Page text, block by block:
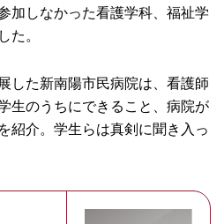
加しなかった看護学科、福祉学
た。
した新南陽市民病院は、看護師
生のうちにできること、病院が
紹介。学生らは真剣に聞き入っ